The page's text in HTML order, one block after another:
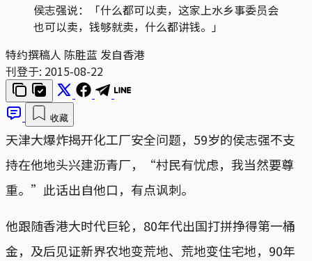
侯志强说：「什么都可以卖，这家上水乡事委员会
也可以卖，钱够就卖，什么都讲钱。」
特约撰稿人 陈胜蓝 发自香港
刊登于: 2015-08-22
收藏
天津大爆炸揭开化工厂安全问题，59岁的侯志强不支
持在他地头兴建沥青厂，“村民有忧虑，我当然要尊
重。”此话出自他口，有点讽刺。
他跟随香港大时代巨轮，80年代出国打拼挣得第一桶
金，及后见证新界农地变荒地、荒地变住宅地，90年